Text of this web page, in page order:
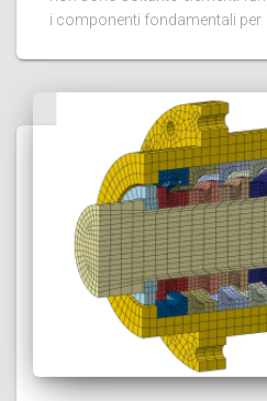
i componenti fondamentali per